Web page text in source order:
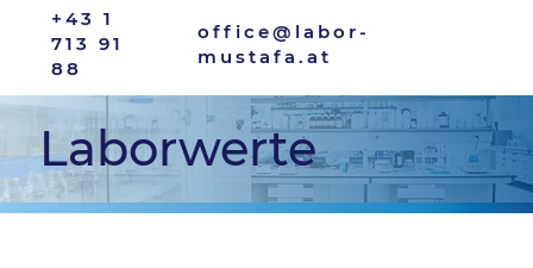
+43 1
713 91
88
office@labor-
mustafa.at
Laborwerte